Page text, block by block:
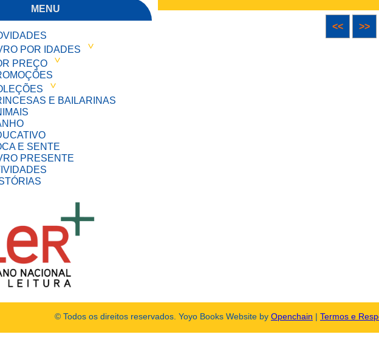
MENU
POR IDADES
PREÇO
E BAILARINAS
E SENTE
PRESENTE
<< >>
© Todos os direitos reservados. Yoyo Books Website by Openchain | Termos e